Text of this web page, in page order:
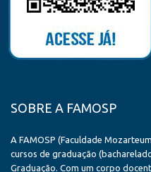
SOBRE A FAMOSP
A FAMOSP (Faculdade
cursos de graduação
Graduação. Com um corpo